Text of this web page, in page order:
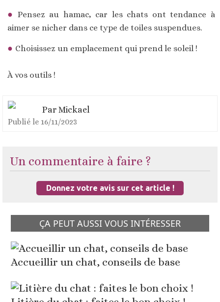
Pensez au hamac, car les chats ont tendance à
aimer se nicher dans ce type de toiles suspendues.
Choisissez un emplacement qui prend le soleil !
À vos outils !
Par Mickael
Publié le 16/11/2023
Un commentaire à faire ?
Donnez votre avis sur cet article !
ÇA PEUT AUSSI VOUS INTÉRESSER
Accueillir un chat, conseils de base